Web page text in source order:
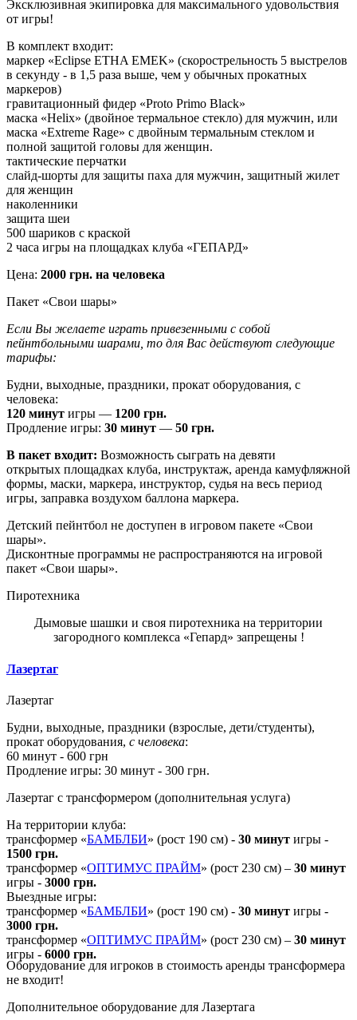
Эксклюзивная экипировка для максимального удовольствия
от игры!
В комплект входит:
маркер «Eclipse ETHA EMEK» (скорострельность 5 выстрелов
в секунду - в 1,5 раза выше, чем у обычных прокатных
маркеров)
гравитационный фидер «Proto Primo Black»
маска «Helix» (двойное термальное стекло) для мужчин, или
маска «Extreme Rage» с двойным термальным стеклом и
полной защитой головы для женщин.
тактические перчатки
слайд-шорты для защиты паха для мужчин, защитный жилет
для женщин
наколенники
защита шеи
500 шариков с краской
2 часа игры на площадках клуба «ГЕПАРД»
Цена: 2000 грн. на человека
Пакет «Свои шары»
Если Вы желаете играть привезенными с собой
пейнтбольными шарами, то для Вас действуют следующие
тарифы:
Будни, выходные, праздники, прокат оборудования, с
человека:
120 минут игры — 1200 грн.
Продление игры: 30 минут — 50 грн.
В пакет входит: Возможность сыграть на девяти
открытых площадках клуба, инструктаж, аренда камуфляжной
формы, маски, маркера, инструктор, судья на весь период
игры, заправка воздухом баллона маркера.
Детский пейнтбол не доступен в игровом пакете «Свои
шары».
Дисконтные программы не распространяются на игровой
пакет «Свои шары».
Пиротехника
Дымовые шашки и своя пиротехника на территории
загородного комплекса «Гепард» запрещены!
Лазертаг
Лазертаг
Будни, выходные, праздники (взрослые, дети/студенты),
прокат оборудования, с человека:
60 минут - 600 грн
Продление игры: 30 минут - 300 грн.
Лазертаг с трансформером (дополнительная услуга)
На территории клуба:
трансформер «БАМБЛБИ» (рост 190 см) - 30 минут игры -
1500 грн.
трансформер «ОПТИМУС ПРАЙМ» (рост 230 см) – 30 минут
игры - 3000 грн.
Выездные игры:
трансформер «БАМБЛБИ» (рост 190 см) - 30 минут игры -
3000 грн.
трансформер «ОПТИМУС ПРАЙМ» (рост 230 см) – 30 минут
игры - 6000 грн.
Оборудование для игроков в стоимость аренды трансформера
не входит!
Дополнительное оборудование для Лазертага